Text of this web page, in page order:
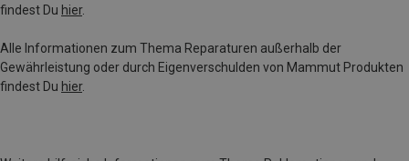
findest Du hier.
Alle Informationen zum Thema Reparaturen außerhalb der
Gewährleistung oder durch Eigenverschulden von Mammut Produkten
findest Du hier.